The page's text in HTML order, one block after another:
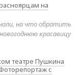
на
на что обратить
красавицу
театре Пушкина
с